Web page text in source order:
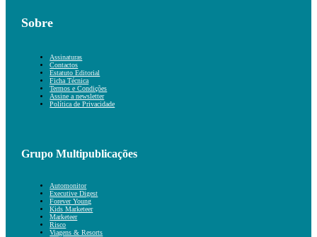
Sobre
Assinaturas
Contactos
Estatuto Editorial
Ficha Técnica
Termos e Condições
Assine a newsletter
Política de Privacidade
Grupo Multipublicações
Automonitor
Executive Digest
Forever Young
Kids Marketeer
Marketeer
Risco
Viagens & Resorts